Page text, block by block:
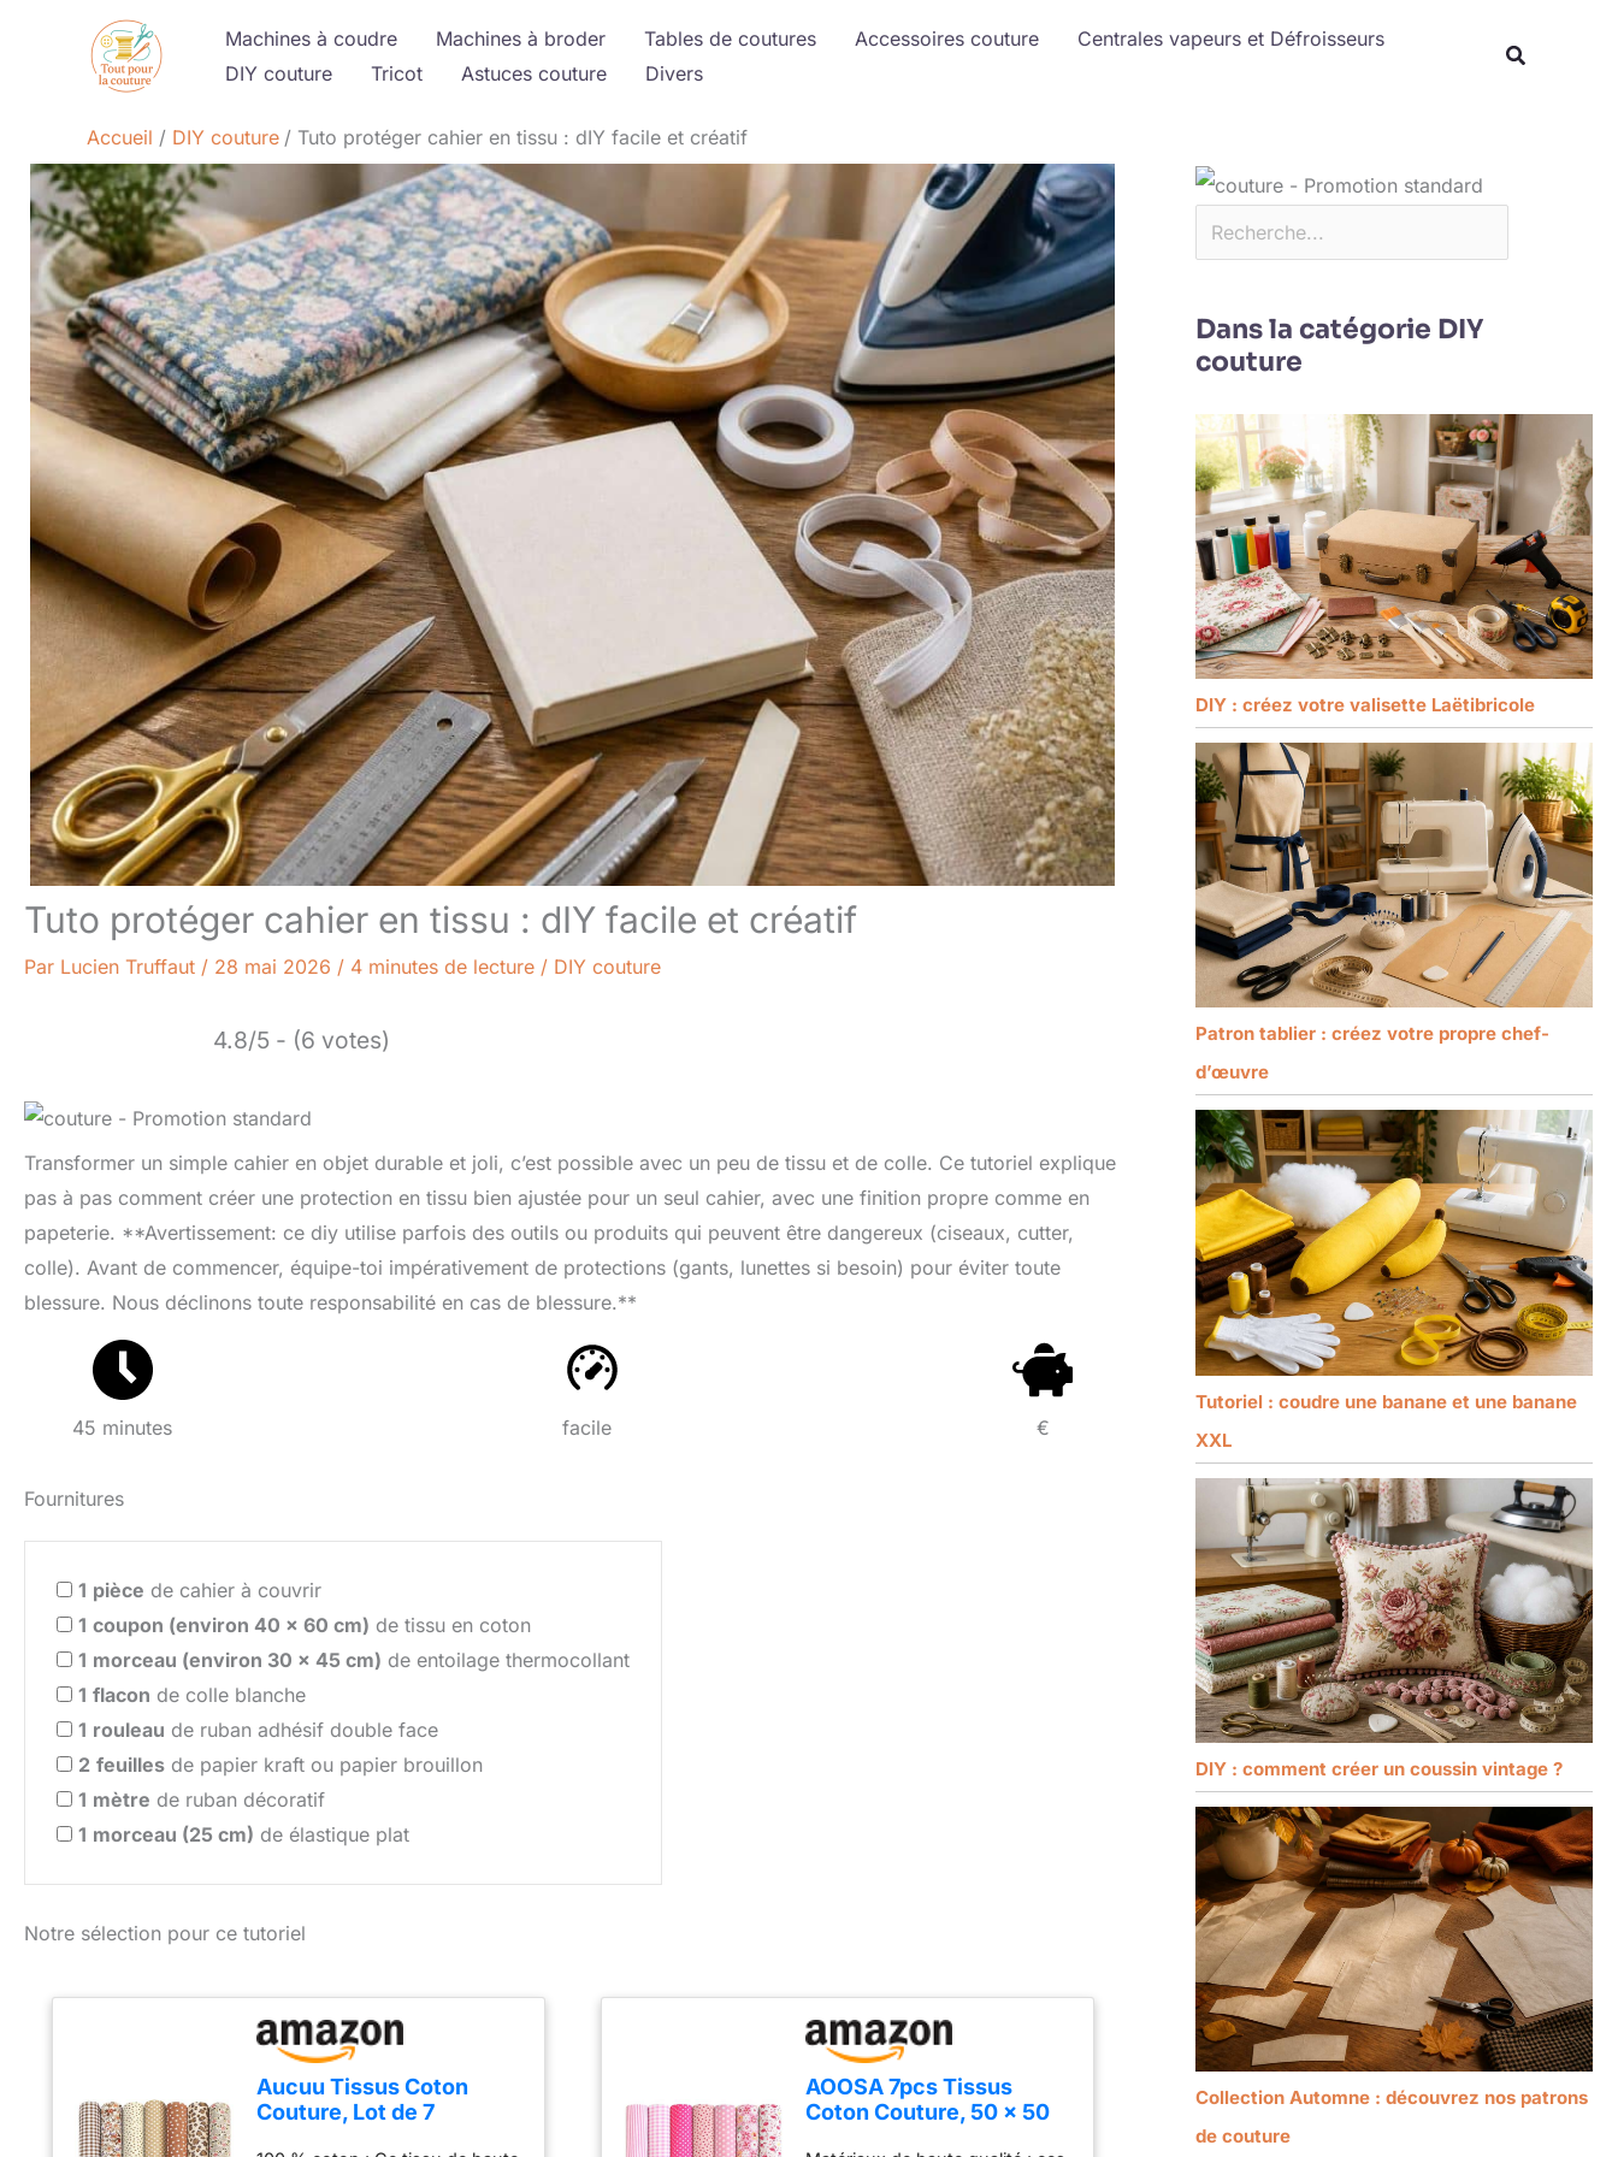
Machines à coudre Machines à broder Tables de coutures Accessoires couture
Centrales vapeurs et Défroisseurs
DIY couture
Tricot Astuces couture Divers
Accueil DIY couture Tuto protéger cahier en tissu : dIY facile et créatif
Tuto protéger cahier en tissu : dIY facile et créatif
Par Lucien Truffaut / 28 mai 2026 / 4 minutes de lecture / DIY couture
4.8/5 - (6 votes)
Transformer un simple cahier en objet durable et joli, c’est possible avec un peu de tissu et de colle. Ce tutoriel explique
pas à pas comment créer une protection en tissu bien ajustée pour un seul cahier, avec une finition propre comme en
papeterie. **Avertissement: ce diy utilise parfois des outils ou produits qui peuvent être dangereux (ciseaux, cutter,
colle). Avant de commencer, équipe-toi impérativement de protections (gants, lunettes si besoin) pour éviter toute
blessure. Nous déclinons toute responsabilité en cas de blessure.**
45 minutes facile €
Fournitures
1 pièce de cahier à couvrir
1 coupon (environ 40 x 60 cm) de tissu en coton
1 morceau (environ 30 x 45 cm) de entoilage thermocollant
1 flacon de colle blanche
1 rouleau de ruban adhésif double face
2 feuilles de papier kraft ou papier brouillon
1 mètre de ruban décoratif
1 morceau (25 cm) de élastique plat
Notre sélection pour ce tutoriel
Aucuu Tissus Coton
Couture, Lot de 7
AOOSA 7pcs Tissus
Coton Couture, 50 x 50
Dans la catégorie DIY
couture
DIY : créez votre valisette Laëtibricole
Patron tablier : créez votre propre chef-
d’œuvre
Tutoriel : coudre une banane et une banane
XXL
DIY : comment créer un coussin vintage ?
Collection Automne : découvrez nos patrons
de couture